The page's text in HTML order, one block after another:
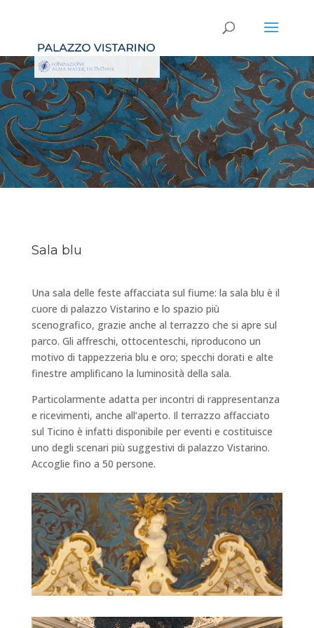
Sala blu
Una sala delle feste affacciata sul fiume: la sala blu è il
cuore di palazzo Vistarino e lo spazio più
scenografico, grazie anche al terrazzo che si apre sul
parco. Gli affreschi, ottocenteschi, riproducono un
motivo di tappezzeria blu e oro; specchi dorati e alte
finestre amplificano la luminosità della sala.
Particolarmente adatta per incontri di rappresentanza
e ricevimenti, anche all’aperto. Il terrazzo affacciato
sul Ticino è infatti disponibile per eventi e costituisce
uno degli scenari più suggestivi di palazzo Vistarino.
Accoglie fino a 50 persone.